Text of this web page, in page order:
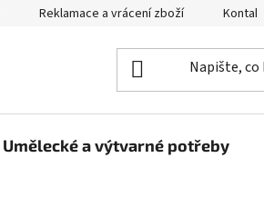
Reklamace a vrácení zboží Kontakty
Umělecké a výtvarné potřeby